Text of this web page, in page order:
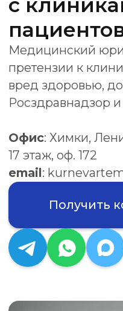
вред здоровью,
Офис
: Химки,
17 этаж, оф. 172
email: kurnevartem@ya.ru
Получить